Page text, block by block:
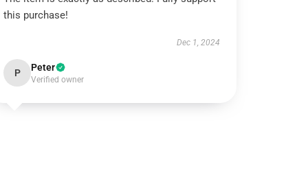
this purchase!
Dec 1, 2024
P Peter
Verified owner